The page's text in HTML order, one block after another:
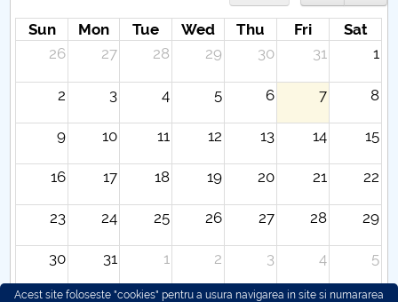
Sun Mon Tue Wed Thu Fri
Sat
26
27 28 29 30 31 1
2 3 4 5 6 7 8
9 10 11 12 13 14 15
16 17 18 19 20 21 22
23 24 25 26 27 28 29
30 31 1 2 3 4 5
Acest site foloseste "cookies" pentru a usura navigarea in site si numararea